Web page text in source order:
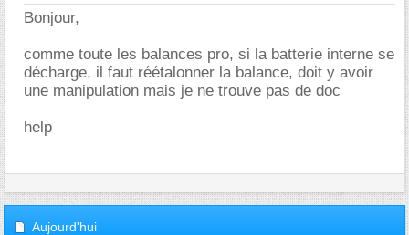
Bonjour,
comme toute les balances pro, si la batterie interne se
décharge, il faut réétalonner la balance, doit y avoir
une manipulation mais je ne trouve pas de doc
help
Aujourd'hui